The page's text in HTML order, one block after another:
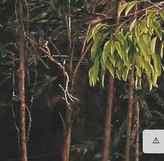
⚠️